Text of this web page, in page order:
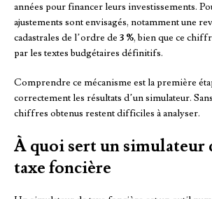
années pour financer leurs investissements.
ajustements sont envisagés, notamment une
cadastrales de l’ordre de 3 %, bien que ce
par les textes budgétaires définitifs.
Comprendre ce mécanisme est la première
correctement les résultats d’un simulateur.
chiffres obtenus restent difficiles à analyser.
À quoi sert un simulateur
taxe foncière